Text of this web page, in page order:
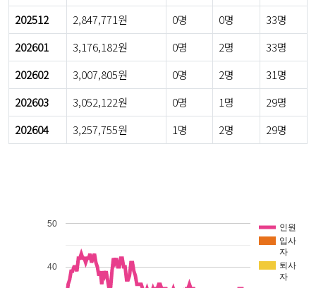
202512
2,847,771원 0명 0명
33명
202601
3,176,182원 0명 2명
33명
202602
3,007,805원 0명 2명
31명
202603
3,052,122원 0명 1명
29명
202604
3,257,755원 1명 2명 29명
인원
입사
자
퇴사
자
40
50